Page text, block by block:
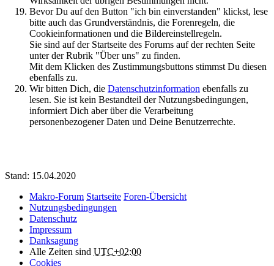
Bevor Du auf den Button "ich bin einverstanden" klickst, lese
bitte auch das Grundverständnis, die Forenregeln, die
Cookieinformationen und die Bildereinstellregeln.
Sie sind auf der Startseite des Forums auf der rechten Seite
unter der Rubrik "Über uns" zu finden.
Mit dem Klicken des Zustimmungsbuttons stimmst Du diesen
ebenfalls zu.
Wir bitten Dich, die Datenschutzinformation ebenfalls zu
lesen. Sie ist kein Bestandteil der Nutzungsbedingungen,
informiert Dich aber über die Verarbeitung
personenbezogener Daten und Deine Benutzerrechte.
Stand: 15.04.2020
Makro-Forum Startseite Foren-Übersicht
Nutzungsbedingungen
Datenschutz
Impressum
Danksagung
Alle Zeiten sind UTC+02:00
Cookies